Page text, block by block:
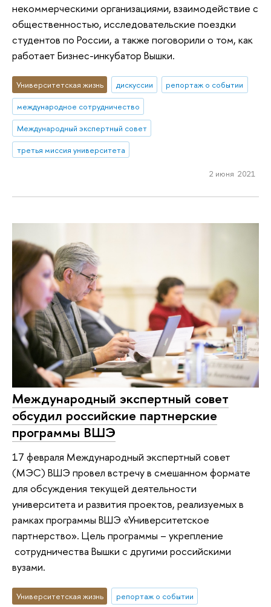
некоммерческими организациями, взаимодействие с
общественностью, исследовательские поездки
студентов по России, а также поговорили о том, как
работает Бизнес-инкубатор Вышки.
Университетская жизнь дискуссии
репортаж о событии
международное сотрудничество
Международный экспертный совет
третья миссия университета
2 июня 2021
Международный экспертный совет
обсудил российские партнерские
программы ВШЭ
17 февраля Международный экспертный совет
(МЭС) ВШЭ провел встречу в смешанном формате
для обсуждения текущей деятельности
университета и развития проектов, реализуемых в
рамках программы ВШЭ «Университетское
партнерство». Цель программы – укрепление
сотрудничества Вышки с другими российскими
вузами.
Университетская жизнь репортаж о событии